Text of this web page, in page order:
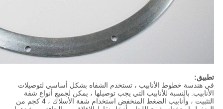
تطبيق:
في هندسة خطوط الأنابيب ، تستخدم الشفاه بشكل أساسي لتوصيلات
الأنابيب. بالنسبة للأنابيب التي يجب توصيلها ، يمكن لجميع أنواع شفة
التثبيت ، وأنابيب الضغط المنخفض استخدام شفة الأسلاك ، 4 كجم من